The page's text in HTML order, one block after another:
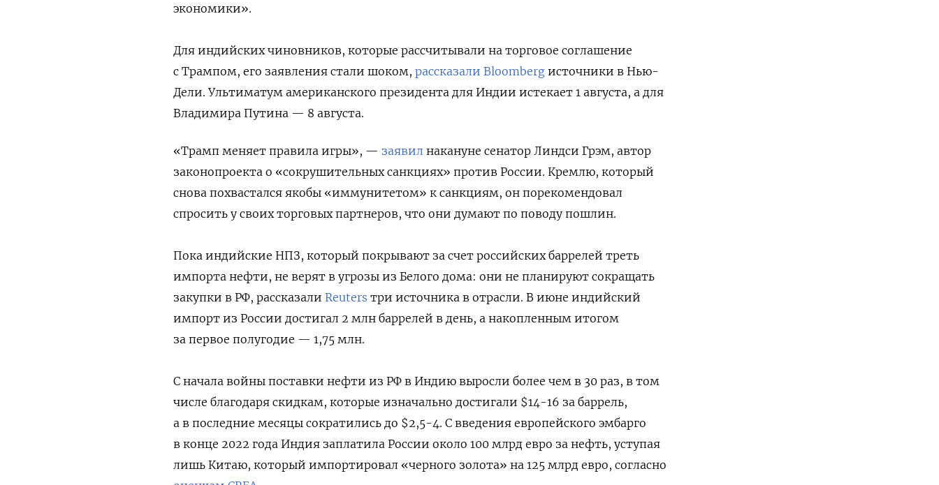
экономики».
Для индийских чиновников, которые рассчитывали на торговое соглашение
с Трампом, его заявления стали шоком, рассказали Bloomberg источники в Нью-
Дели. Ультиматум американского президента для Индии истекает 1 августа, а для
Владимира Путина — 8 августа.
«Трамп меняет правила игры», — заявил накануне сенатор Линдси Грэм, автор
законопроекта о «сокрушительных санкциях» против России. Кремлю, который
снова похвастался якобы «иммунитетом» к санкциям, он порекомендовал
спросить у своих торговых партнеров, что они думают по поводу пошлин.
Пока индийские НПЗ, который покрывают за счет российских баррелей треть
импорта нефти, не верят в угрозы из Белого дома: они не планируют сокращать
закупки в РФ, рассказали Reuters три источника в отрасли. В июне индийский
импорт из России достигал 2 млн баррелей в день, а накопленным итогом
за первое полугодие — 1,75 млн.
С начала войны поставки нефти из РФ в Индию выросли более чем в 30 раз, в том
числе благодаря скидкам, которые изначально достигали $14-16 за баррель,
а в последние месяцы сократились до $2,5-4. C введения европейского эмбарго
в конце 2022 года Индия заплатила России около 100 млрд евро за нефть, уступая
лишь Китаю, который импортировал «черного золота» на 125 млрд евро, согласно